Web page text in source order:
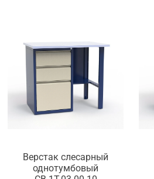
Верстак слесарный
однотумбовый